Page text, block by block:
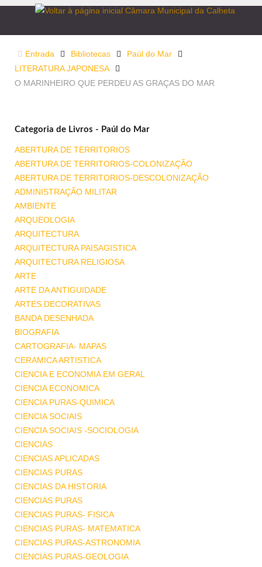
Entrada Bibliotecas
Paúl do Mar
LITERATURA JAPONESA
O MARINHEIRO QUE PERDEU AS GRAÇAS DO MAR
Categoria de Livros - Paúl do Mar
ABERTURA DE TERRITORIOS
ABERTURA DE TERRITORIOS-COLONIZAÇÃO
ABERTURA DE TERRITORIOS-DESCOLONIZAÇÃO
ADMINISTRAÇÃO MILITAR
AMBIENTE
ARQUEOLOGIA
ARQUITECTURA
ARQUITECTURA PAISAGISTICA
ARQUITECTURA RELIGIOSA
ARTE
ARTE DA ANTIGUIDADE
ARTES DECORATIVAS
BANDA DESENHADA
BIOGRAFIA
CARTOGRAFIA- MAPAS
CERAMICA ARTISTICA
CIENCIA E ECONOMIA EM GERAL
CIENCIA ECONOMICA
CIENCIA PURAS-QUIMICA
CIENCIA SOCIAIS
CIENCIA SOCIAIS -SOCIOLOGIA
CIENCIAS
CIENCIAS APLICADAS
CIENCIAS PURAS
CIENCIAS DA HISTORIA
CIENCIAS PURAS
CIENCIAS PURAS- FISICA
CIENCIAS PURAS- MATEMATICA
CIENCIAS PURAS-ASTRONOMIA
CIENCIAS PURAS-GEOLOGIA